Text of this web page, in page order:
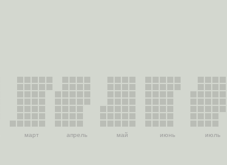
март апрель май июнь июль